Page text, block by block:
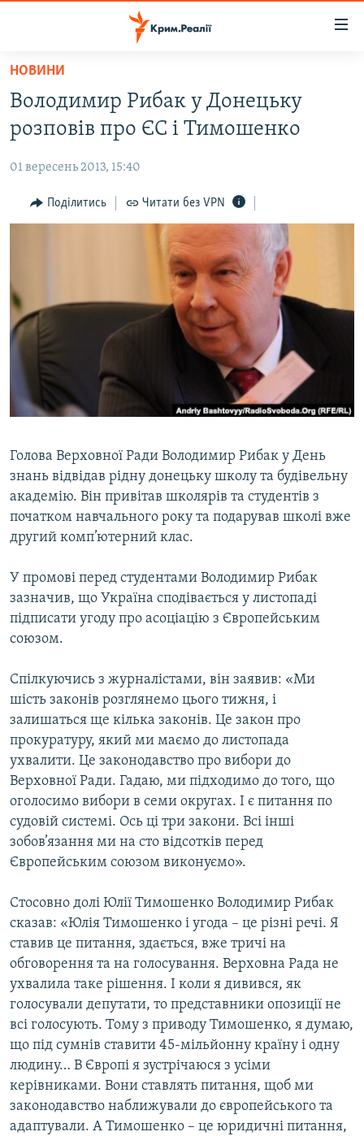
Перейти
основного
матеріалу
Перейти
до
навігації
Перейти
ВОДА.КРИМ
ВІДЕО ТА ФОТО
ПОЛІТИКА
БЛОГИ
ВСЕ ЗА ДЕНЬ
СПЕЦПРОЕКТИ
ДЕПОРТАЦІЯ
ВІДЕОУРОКИ «ELIFBE»
СВІДЧЕННЯ ОКУПАЦІЇ
ІНФОГРАФІКА
ЯК ОБІЙТИ БЛОКУВАННЯ
Русский
Qırımtatar
ДОЛУЧАЙСЯ!
Усі сайти RFE/RL
НОВИНИ
Володимир Рибак у Донецьку
розповів про ЄС і Тимошенко
01 вересень 2013, 15:40
Поділитись Читати без VPN
Голова Верховної Ради Володимир Рибак у День
знань відвідав рідну донецьку школу та будівельну
академію. Він привітав школярів та студентів з
початком навчального року та подарував школі вже
другий комп’ютерний клас.
У промові перед студентами Володимир Рибак
зазначив, що Україна сподівається у листопаді
підписати угоду про асоціацію з Європейським
союзом.
Спілкуючись з журналістами, він заявив: «Ми
шість законів розглянемо цього тижня, і
залишаться ще кілька законів. Це закон про
прокуратуру, який ми маємо до листопада
ухвалити. Це законодавство про вибори до
Верховної Ради. Гадаю, ми підходимо до того, що
оголосимо вибори в семи округах. І є питання по
судовій системі. Ось ці три закони. Всі інші
зобов’язання ми на сто відсотків перед
Європейським союзом виконуємо».
Стосовно долі Юлії Тимошенко Володимир Рибак
сказав: «Юлія Тимошенко і угода – це різні речі. Я
ставив це питання, здається, вже тричі на
обговорення та на голосування. Верховна Рада не
ухвалила таке рішення. І коли я дивився, як
голосували депутати, то представники опозиції не
всі голосують. Тому з приводу Тимошенко, я думаю,
що під сумнів ставити 45-мільйонну країну і одну
людину… В Європі я зустрічаюся з усіми
керівниками. Вони ставлять питання, щоб ми
законодавство наближували до європейського та
адаптували. А Тимошенко – це юридичні питання,